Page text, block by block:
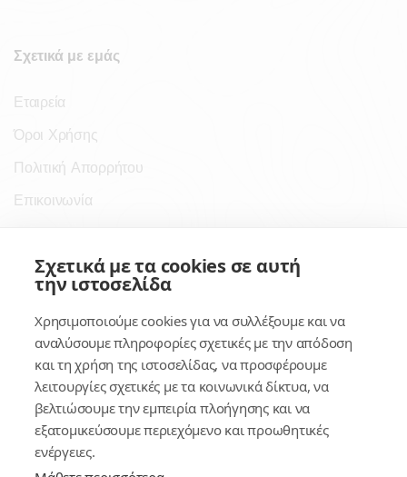
Σχετικά με εμάς
Εταιρεία
Όροι Χρήσης
Πολιτική Απορρήτου
Επικοινωνία
Σύνδεσμοι
Κέντρο Γνώσης
Πλατφόρμα
Εγγραφή
Για δημοσίους υπαλλήλους
Σχετικά με τα cookies σε αυτή
την ιστοσελίδα
Χρησιμοποιούμε cookies για να συλλέξουμε και να
αναλύσουμε πληροφορίες σχετικές με την απόδοση
και τη χρήση της ιστοσελίδας, να προσφέρουμε
λειτουργίες σχετικές με τα κοινωνικά δίκτυα, να
βελτιώσουμε την εμπειρία πλοήγησης και να
εξατομικεύσουμε περιεχόμενο και προωθητικές
ενέργειες.